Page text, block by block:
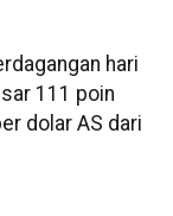
hari
111 poin
dolar AS dari